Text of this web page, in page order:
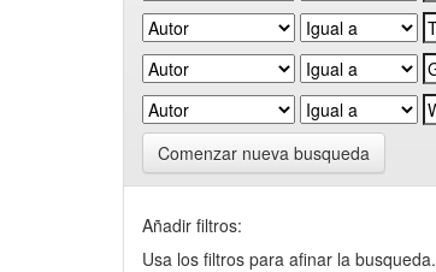
Comenzar nueva busqueda
Añadir filtros:
Usa los filtros para afinar la busqueda.